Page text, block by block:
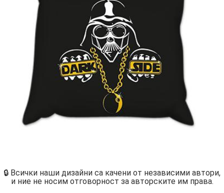
🔒 Всички наши дизайни са качени от независими автори,
и ние не носим отговорност за авторските им права.